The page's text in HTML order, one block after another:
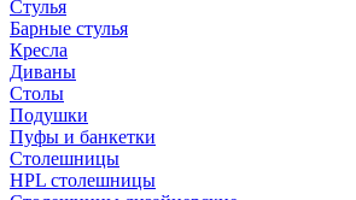
Стулья
Барные стулья
Кресла
Диваны
Столы
Подушки
Пуфы и банкетки
Столешницы
HPL столешницы